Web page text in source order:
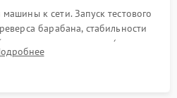
к сети. Запуск тестового
барабана, стабильности
дренажного насоса (откачка
скрипов, стуков или